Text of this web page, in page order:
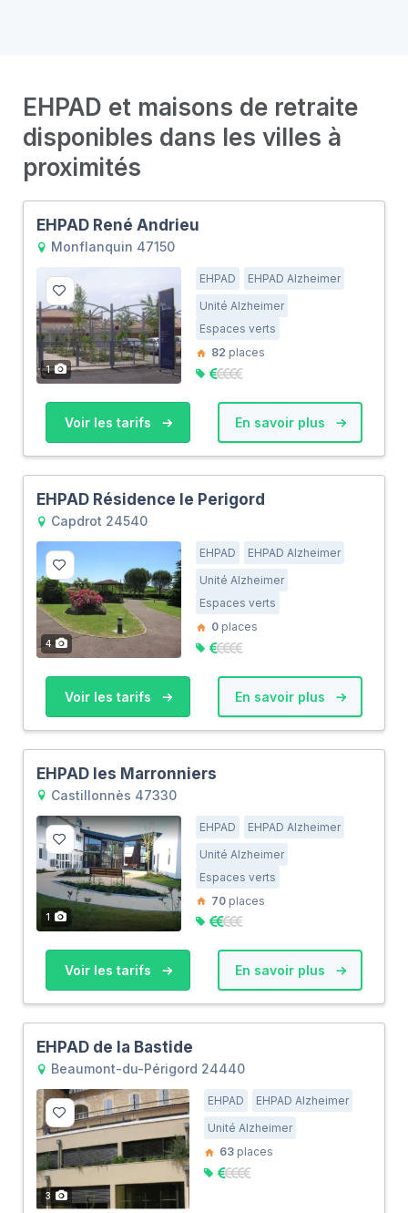
EHPAD et maisons de retraite
disponibles dans les villes à
proximités
EHPAD René Andrieu
Monflanquin 47150
1
EHPAD
EHPAD Alzheimer
Unité Alzheimer
Espaces verts
82 places
Voir les tarifs En savoir plus
EHPAD Résidence le Perigord
Capdrot 24540
4
EHPAD
EHPAD Alzheimer
Unité Alzheimer
Espaces verts
0 places
Voir les tarifs En savoir plus
EHPAD les Marronniers
Castillonnès 47330
1
EHPAD
EHPAD Alzheimer
Unité Alzheimer
Espaces verts
70 places
Voir les tarifs En savoir plus
EHPAD de la Bastide
Beaumont-du-Périgord 24440
3
EHPAD
EHPAD Alzheimer
Unité Alzheimer
63 places